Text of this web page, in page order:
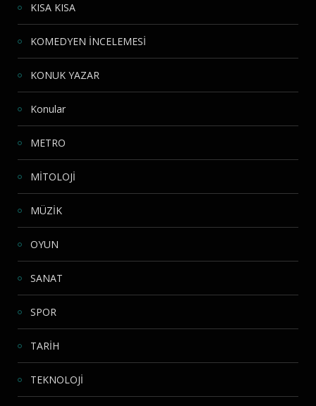
KISA KISA
KOMEDYEN İNCELEMESİ
KONUK YAZAR
Konular
METRO
MİTOLOJİ
MÜZİK
OYUN
SANAT
SPOR
TARİH
TEKNOLOJİ